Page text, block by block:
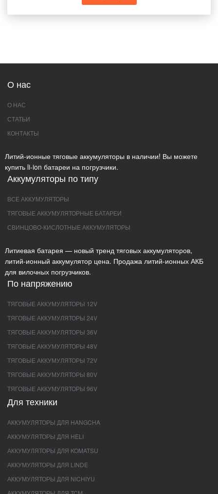
О нас
О НАС
СТАТЬИ
КОНТАКТЫ
Литий-ионные тяговые аккумуляторы в наличии! Вы можете
купить li-ion батареи на погрузчики.
Аккумуляторы по типу
ВСЕ АККУМУЛЯТОРЫ
ТЯГОВЫЕ АККУМУЛЯТОРНЫЕ БАТАРЕИ
СВИНЦОВО-КИСЛОТНЫЕ АККУМУЛЯТОРЫ
Литиевая батарея — новый тренд тяговых аккумуляторов,
литий-ионный аккумулятор цена. Продажа литий-ионных АКБ
для вилочных погрузчиков.
По напряжению
ТЯГОВЫЕ АККУМУЛЯТОРЫ 12V
ТЯГОВЫЕ АККУМУЛЯТОРЫ 24V
ТЯГОВЫЕ АККУМУЛЯТОРЫ 36V
ТЯГОВЫЕ АККУМУЛЯТОРЫ 48V
ТЯГОВЫЕ АККУМУЛЯТОРЫ 72V
ТЯГОВЫЕ АККУМУЛЯТОРЫ 80V
ТЯГОВЫЕ АККУМУЛЯТОРЫ 96V
Для техники
АККУМУЛЯТОРЫ ДЛЯ HANGCHA
АККУМУЛЯТОРЫ ДЛЯ HELI
АККУМУЛЯТОРЫ ДЛЯ KOMATSU
АККУМУЛЯТОРЫ ДЛЯ LINDE
АККУМУЛЯТОРЫ ДЛЯ NICHIYU